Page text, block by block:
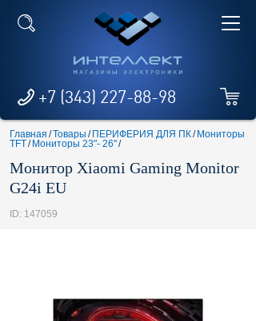
+7 (343) 227-88-98
Главная /Товары / ПЕРИФЕРИЯ ДЛЯ ПК/ Мониторы
TFT/ Мониторы 23"- 26"/
Монитор Xiaomi Gaming Monitor
G24i EU
ID: 147059